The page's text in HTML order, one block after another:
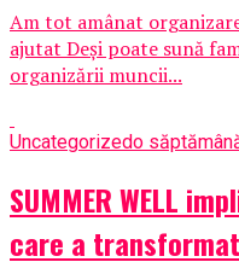
Am tot amânat
ajutat Deși poate sună
organizării muncii...
Uncategorizedo
SUMMER WELL
care a